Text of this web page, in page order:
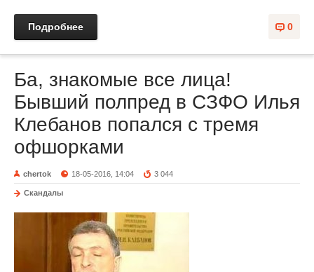
0
Подробнее
Ба, знакомые все лица!
Бывший полпред в СЗФО Илья
Клебанов попался с тремя
офшорками
chertok 18-05-2016, 14:04 3 044
Скандалы